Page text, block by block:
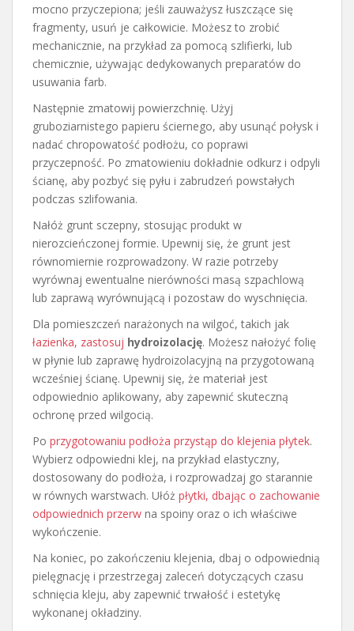
mocno przyczepiona; jeśli zauważysz łuszczące się
fragmenty, usuń je całkowicie. Możesz to zrobić
mechanicznie, na przykład za pomocą szlifierki, lub
chemicznie, używając dedykowanych preparatów do
usuwania farb.
Następnie zmatowij powierzchnię. Użyj
gruboziarnistego papieru ściernego, aby usunąć połysk i
nadać chropowatość podłożu, co poprawi
przyczepność. Po zmatowieniu dokładnie odkurz i odpyli
ścianę, aby pozbyć się pyłu i zabrudzeń powstałych
podczas szlifowania.
Nałóż grunt sczepny, stosując produkt w
nierozcieńczonej formie. Upewnij się, że grunt jest
równomiernie rozprowadzony. W razie potrzeby
wyrównaj ewentualne nierówności masą szpachlową
lub zaprawą wyrównującą i pozostaw do wyschnięcia.
Dla pomieszczeń narażonych na wilgoć, takich jak
łazienka, zastosuj hydroizolację. Możesz nałożyć folię
w płynie lub zaprawę hydroizolacyjną na przygotowaną
wcześniej ścianę. Upewnij się, że materiał jest
odpowiednio aplikowany, aby zapewnić skuteczną
ochronę przed wilgocią.
Po przygotowaniu podłoża przystąp do klejenia płytek.
Wybierz odpowiedni klej, na przykład elastyczny,
dostosowany do podłoża, i rozprowadzaj go starannie
w równych warstwach. Ułóż płytki, dbając o zachowanie
odpowiednich przerw na spoiny oraz o ich właściwe
wykończenie.
Na koniec, po zakończeniu klejenia, dbaj o odpowiednią
pielęgnację i przestrzegaj zaleceń dotyczących czasu
schnięcia kleju, aby zapewnić trwałość i estetykę
wykonanej okładziny.